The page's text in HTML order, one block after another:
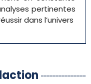
pertinentes
dans l’univers